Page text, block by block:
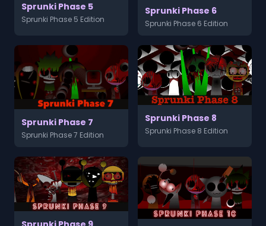
Sprunki Phase 5
Sprunki Phase 5 Edition
Sprunki Phase 6
Sprunki Phase 6 Edition
Sprunki Phase 7
Sprunki Phase 7 Edition
Sprunki Phase 8
Sprunki Phase 8 Edition